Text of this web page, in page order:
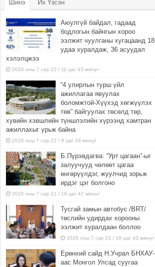
Шинэ Их Үзсэн
Аюулгүй байдал, гадаад
бодлогын байнгын хороо
ээлжит чуулганы хугацаанд 18
удаа хуралдаж, 36 асуудал
хэлэлцжээ
2026 оны 7 сар 22 / 11 цаг 43 минут
“4 улирлын турш үйл
ажиллагаа явуулах
боломжтой-Хүүхэд хөгжүүлэх
төв” байгуулах төсөлд төр,
хувийн хэвшлийн түншлэлийн хүрээнд хамтран
ажиллахыг урьж байна
2026 оны 7 сар 22 / 9 цаг 28 минут
Б.Пүрэвдагва: “Урт цагаан”-ыг
залуучууд чөлөөт цагаа
өнгөрүүлдэг, жуулчид зорьж
ирдэг цэг болгоно
2026 оны 7 сар 21 / 16 цаг 47 минут
Тусгай замын автобус /BRT/
төслийн удирдах хорооны
ээлжит хуралдаан боллоо
2026 оны 7 сар 21 / 16 цаг 43 минут
Ерөнхий сайд Н.Учрал БНХАУ-
аас Монгол Улсад суугаа